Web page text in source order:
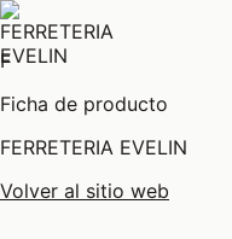
F
Ficha de producto
FERRETERIA EVELIN
Volver al sitio web